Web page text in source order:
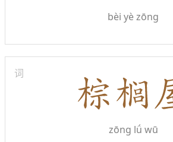
bèi yè zōng
词
zōng lǘ wū